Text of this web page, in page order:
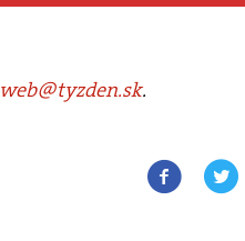
web@tyzden.sk.